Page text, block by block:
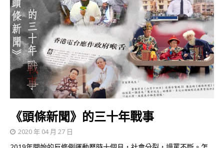
《頭條新聞》的三十年戰事
2020 年 04 月 27 日